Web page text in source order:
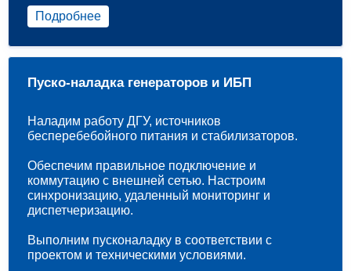
Подробнее
Пуско-наладка генераторов и ИБП
Наладим работу ДГУ, источников
бесперебебойного питания и стабилизаторов.
Обеспечим правильное подключение и
коммутацию с внешней сетью. Настроим
синхронизацию, удаленный мониторинг и
диспетчеризацию.
Выполним пусконаладку в соответствии с
проектом и техническими условиями.